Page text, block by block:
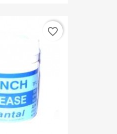
favorite_border